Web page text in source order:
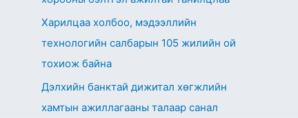
Харилцаа холбоо, мэдээллийн
технологийн салбарын 105 жилийн ой
тохиож байна
Дэлхийн банктай дижитал хөгжлийн
хамтын ажиллагааны талаар санал